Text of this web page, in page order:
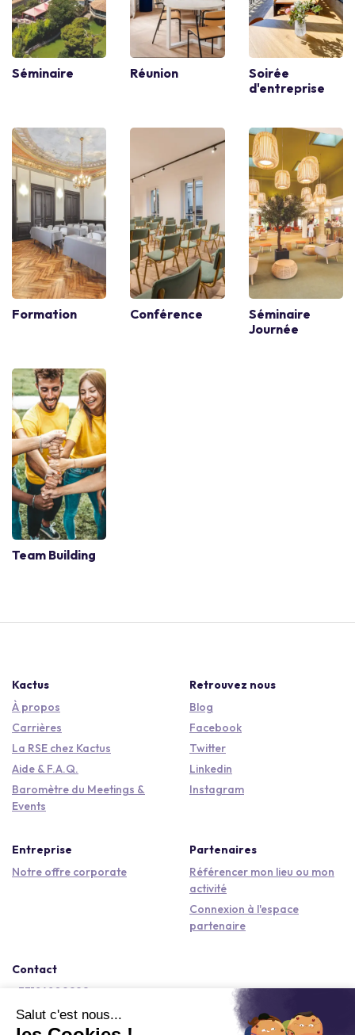
Séminaire Réunion
Soirée
d'entreprise
Formation Conférence
Séminaire
Journée
Team Building
Kactus
À propos
Carrières
La RSE chez Kactus
Aide & F.A.Q.
Baromètre du Meetings &
Events
Retrouvez nous
Blog
Facebook
Twitter
Linkedin
Instagram
Entreprise
Notre offre corporate
Partenaires
Référencer mon lieu ou mon
activité
Connexion à l'espace
partenaire
Contact
+33184809292
hello@kactus.com